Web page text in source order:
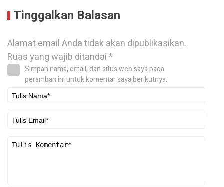
Tinggalkan Balasan
Alamat email Anda tidak akan dipublikasikan.
Ruas yang wajib ditandai*
Simpan nama, email, dan situs web saya pada
peramban ini untuk komentar saya berikutnya.